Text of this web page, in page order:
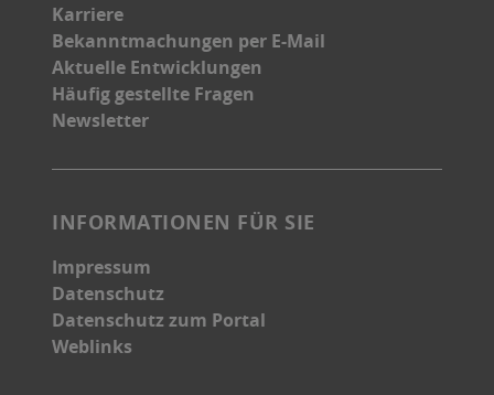
INFORMATIONEN FÜR SIE
Impressum
Datenschutz
Datenschutz zum Portal
Weblinks
Karriere
Bekanntmachungen per E-Mail
Aktuelle Entwicklungen
Häufig gestellte Fragen
Newsletter